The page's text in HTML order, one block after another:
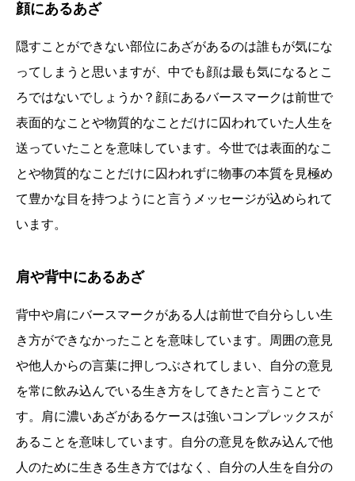
顔にあるあざ
隠すことができない部位にあざがあるのは誰もが気にな
ってしまうと思いますが、中でも顔は最も気になるとこ
ろではないでしょうか？顔にあるバースマークは前世で
表面的なことや物質的なことだけに囚われていた人生を
送っていたことを意味しています。今世では表面的なこ
とや物質的なことだけに囚われずに物事の本質を見極め
て豊かな目を持つようにと言うメッセージが込められて
います。
肩や背中にあるあざ
背中や肩にバースマークがある人は前世で自分らしい生
き方ができなかったことを意味しています。周囲の意見
や他人からの言葉に押しつぶされてしまい、自分の意見
を常に飲み込んでいる生き方をしてきたと言うことで
す。肩に濃いあざがあるケースは強いコンプレックスが
あることを意味しています。自分の意見を飲み込んで他
人のために生きる生き方ではなく、自分の人生を自分の